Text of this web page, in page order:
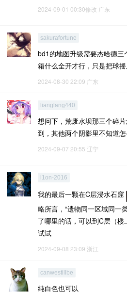
2024-09-01 00:30修改 广东
sakurafortune
bd1的地图升级需要杰哈德
箱什么全开才行，只是把球
2024-08-30 22:09 广东
lianglang440
想问下，荒废水坝那三个碎
到，其他两个阴影里不知道
2024-09-07 20:55 辽宁
l1on-2016
我的最后一颗在C层浸水石窟
略所言，“遗物同一区域同一
了哪里的话，可以到C层（
试试
2024-09-08 23:09 浙江
canwestillbe
纯白色也可以